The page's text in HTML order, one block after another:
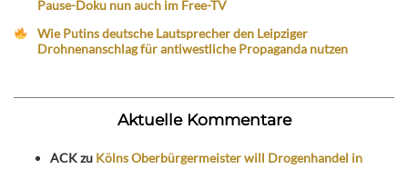
Pause-Doku nun auch im Free-TV
Wie Putins deutsche Lautsprecher den Leipziger
Drohnenanschlag für antiwestliche Propaganda nutzen
Aktuelle Kommentare
ACKzu Kölns Oberbürgermeister will Drogenhandel in